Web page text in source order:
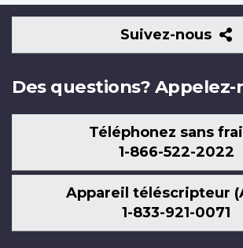
Suivez-nous
Des questions? Appelez-
Téléphonez sans
1-866-522-2022
Appareil téléscripteur
1-833-921-0071